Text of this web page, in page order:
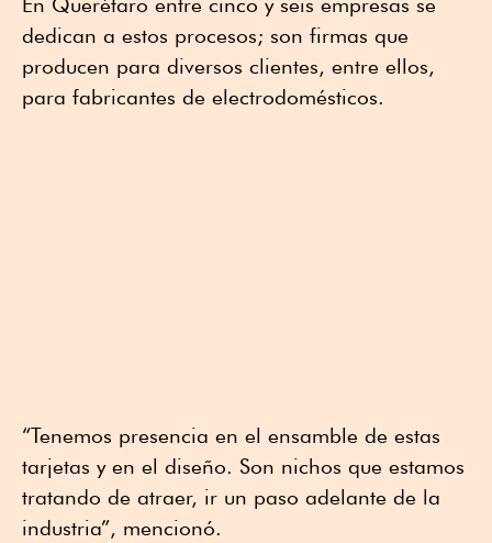
En Querétaro entre cinco y seis empresas se
dedican a estos procesos; son firmas que
producen para diversos clientes, entre ellos,
para fabricantes de electrodomésticos.
“Tenemos presencia en el ensamble de estas
tarjetas y en el diseño. Son nichos que estamos
tratando de atraer, ir un paso adelante de la
industria”, mencionó.